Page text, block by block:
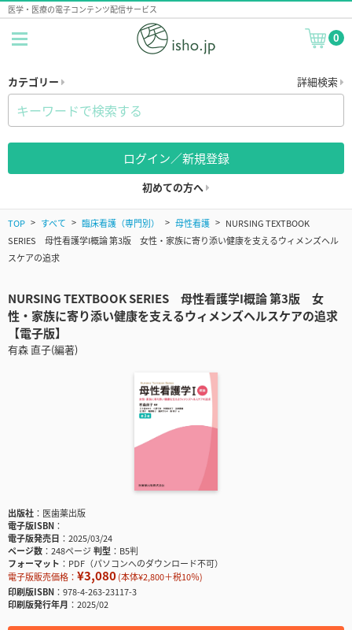
医学・医療の電子コンテンツ配信サービス
0
カテゴリー 詳細検索
ログイン／新規登録
初めての方へ
TOP すべて 臨床看護（専門別） 母性看護
NURSING TEXTBOOK
SERIES 母性看護学I概論 第3版 女性・家族に寄り添い健康を支えるウィメンズヘル
スケアの追求
NURSING TEXTBOOK SERIES 母性看護学I概論 第3版 女
性・家族に寄り添い健康を支えるウィメンズヘルスケアの追求
【電子版】
有森 直子(編著)
出版社
医歯薬出版
電子版ISBN
電子版発売日
2025/03/24
ページ数
248ページ判型
B5判
フォーマット
PDF（パソコンへのダウンロード不可）
電子版販売価格： ¥3,080(本体¥2,800＋税10％)
印刷版ISBN
978-4-263-23117-3
印刷版発行年月
2025/02